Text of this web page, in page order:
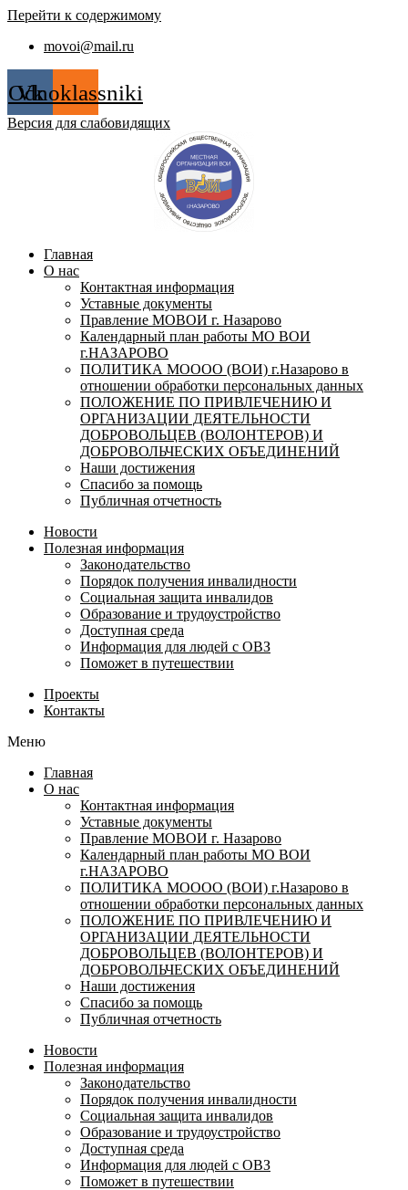
Перейти к содержимому
movoi@mail.ru
Vk
Odnoklassniki
Версия для слабовидящих
Главная
О нас
Контактная информация
Уставные документы
Правление МОВОИ г. Назарово
Календарный план работы МО ВОИ
г.НАЗАРОВО
ПОЛИТИКА МОООО (ВОИ) г.Назарово в
отношении обработки персональных данных
ПОЛОЖЕНИЕ ПО ПРИВЛЕЧЕНИЮ И
ОРГАНИЗАЦИИ ДЕЯТЕЛЬНОСТИ
ДОБРОВОЛЬЦЕВ (ВОЛОНТЕРОВ) И
ДОБРОВОЛЬЧЕСКИХ ОБЪЕДИНЕНИЙ
Наши достижения
Спасибо за помощь
Публичная отчетность
Новости
Полезная информация
Законодательство
Порядок получения инвалидности
Социальная защита инвалидов
Образование и трудоустройство
Доступная среда
Информация для людей с ОВЗ
Поможет в путешествии
Проекты
Контакты
Меню
Главная
О нас
Контактная информация
Уставные документы
Правление МОВОИ г. Назарово
Календарный план работы МО ВОИ
г.НАЗАРОВО
ПОЛИТИКА МОООО (ВОИ) г.Назарово в
отношении обработки персональных данных
ПОЛОЖЕНИЕ ПО ПРИВЛЕЧЕНИЮ И
ОРГАНИЗАЦИИ ДЕЯТЕЛЬНОСТИ
ДОБРОВОЛЬЦЕВ (ВОЛОНТЕРОВ) И
ДОБРОВОЛЬЧЕСКИХ ОБЪЕДИНЕНИЙ
Наши достижения
Спасибо за помощь
Публичная отчетность
Новости
Полезная информация
Законодательство
Порядок получения инвалидности
Социальная защита инвалидов
Образование и трудоустройство
Доступная среда
Информация для людей с ОВЗ
Поможет в путешествии